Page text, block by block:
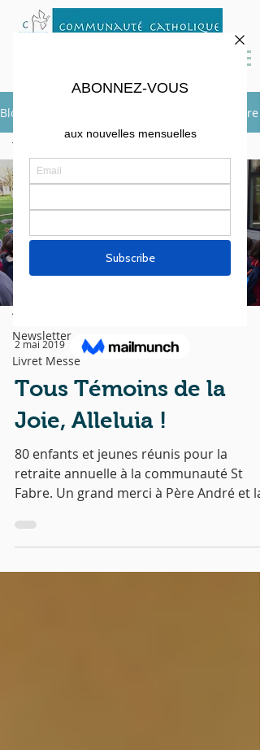
Blog S'inscrire
Tous les posts
En chemin vers
le carême
Solidarité
Votre
communauté
A Boston
Newsletter
Livret Messe
Tous les posts
Load video
2 mai 2019
Tous Témoins de la
Joie, Alleluia !
80 enfants et jeunes réunis pour la
retraite annuelle à la communauté St
Fabre. Un grand merci à Père André et la